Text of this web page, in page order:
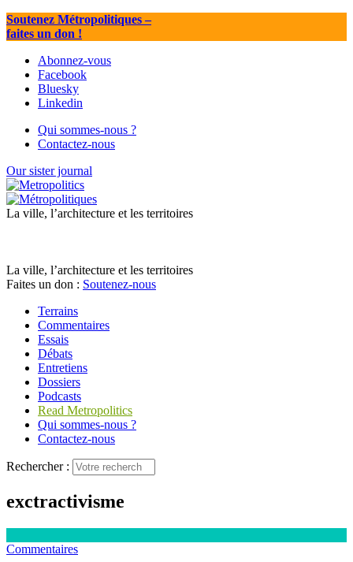
Soutenez Métropolitiques–
faites un don !
Abonnez-vous
Facebook
Bluesky
Linkedin
Qui sommes-nous ?
Contactez-nous
Our sister journal
La ville, l’architecture et les territoires
La ville, l’architecture et les territoires
Faites un don : Soutenez-nous
Terrains
Commentaires
Essais
Débats
Entretiens
Dossiers
Podcasts
Read Metropolitics
Qui sommes-nous ?
Contactez-nous
Rechercher :
exctractivisme
Commentaires